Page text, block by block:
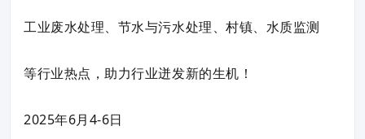
工业废水处理、节水与污水处理、村镇、水质监测
等行业热点，助力行业迸发新的生机！
2025年6月4-6日